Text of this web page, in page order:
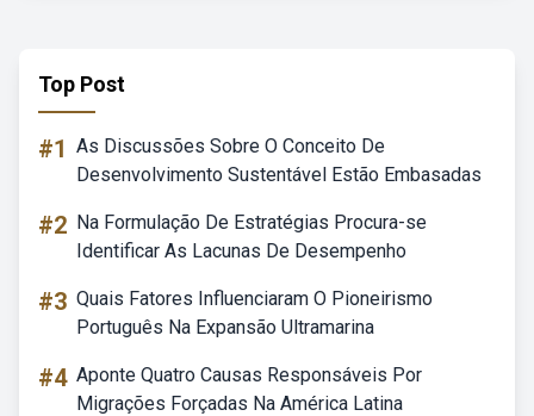
Top Post
#1 As Discussões Sobre O Conceito De
Desenvolvimento Sustentável Estão Embasadas
#2 Na Formulação De Estratégias Procura-se
Identificar As Lacunas De Desempenho
#3 Quais Fatores Influenciaram O Pioneirismo
Português Na Expansão Ultramarina
#4 Aponte Quatro Causas Responsáveis Por
Migrações Forçadas Na América Latina